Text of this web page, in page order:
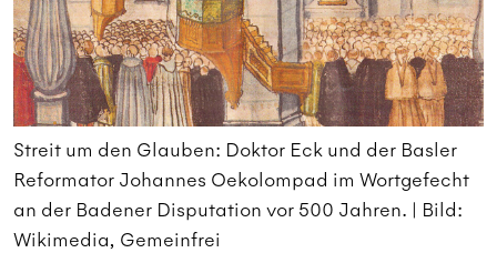
Streit um den Glauben: Doktor Eck und der Basler
Reformator Johannes Oekolompad im Wortgefecht
an der Badener Disputation vor 500 Jahren. | Bild:
Wikimedia, Gemeinfrei